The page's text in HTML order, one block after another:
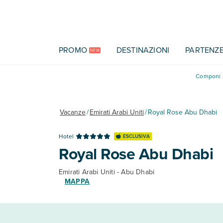
PROMO NEW DESTINAZIONI
Componi
Vacanze/Emirati Arabi Uniti/Royal Rose Abu Dhabi
Hotel ESCLUSIVA
Royal Rose Abu Dhabi
Emirati Arabi Uniti - Abu Dhabi
MAPPA